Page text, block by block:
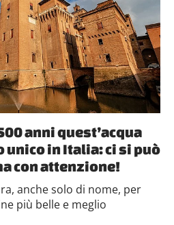
anni quest’acqua
unico in Italia: ci si può
con attenzione!
anche solo di nome, per
più belle e meglio